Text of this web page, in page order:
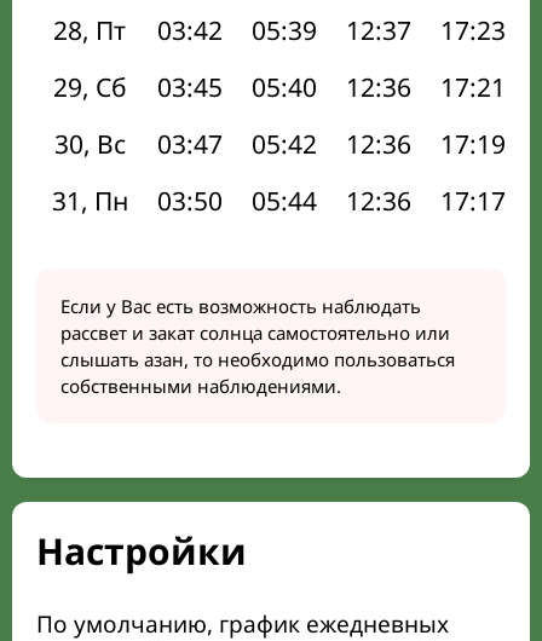
28, Пт
03:42 05:39 12:37 17:23
29, Сб
03:45 05:40 12:36 17:21
30, Вс
03:47 05:42 12:36 17:19
31, Пн
03:50 05:44 12:36 17:17
Если у Вас есть возможность наблюдать
рассвет и закат солнца самостоятельно или
слышать азан, то необходимо пользоваться
собственными наблюдениями.
Настройки
По умолчанию, график ежедневных